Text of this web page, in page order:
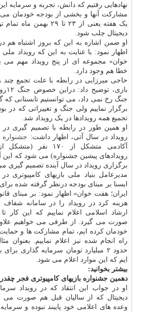
نهادهایی رفتیم که دانش، تجربه و سرمایه
مشارکت آنها و بخشی از بودجه خودمان می
یک هفته یعنی از ۲۳ تا ۲۹
دیجیتال جلب شود.
او ضمن اشاره به این که بروز اشتباه هم
اظهار نمود: با عنایت به این که رویداد
خوان» مجموعه ای از پنج رویداد مهم می
خطا هم وجود دارد.
حاجی میرزایی در رابطه با علت تجمع چند
جنگ رخ نمی داد، می توانستیم تابستانی که
برگزار نماییم ولی جنگ و تغییراتی که در
تجمیع همه رویدادها در یک رویداد شد.
او همین طور در رابطه با تصمیم گیری در
رویداد در سال آتی، اظهار داشت: جشنواره
آکادمی متشکل از ۱۷۰
رویدادهای پیشین جشنواره) می شود که این
برگزاری رویداد در سال آینده تصمیم گیری
مدیرعامل بنیاد ملی بازیهای کامپیوتری
ایسنا بر مبنای بودجه درنظر گرفته شده
ایران؛ هفت خوان» اظهار نمود: بر مبنای
هزینه کرد در رویداد را در سامانه
ارشاد اسلامی اعلام نماییم که این کار
صورت می گیرد. از طرفی می خواهیم
خودمان کرده ایم، تمام مشارکت ها و
راه انجام شده نیز اعلام نماییم. بعنوان
حدود ۲ میلیارد تومان سرمایه گذاری
ایم که این موارد اعلام می شود.
بیشتر بخوانید:
دهمین جشنواره بازیهای کامپیوتری فجر
او در جواب این انتقاد که در رویداد
دیجیتال که از سالیان قبل هم صورت می
وعده های اعلامی خود پایبند نبوده و